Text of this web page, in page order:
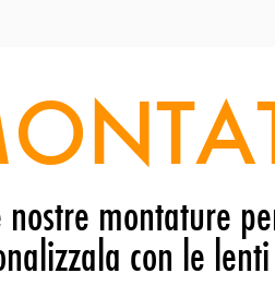
nostre montature
con le